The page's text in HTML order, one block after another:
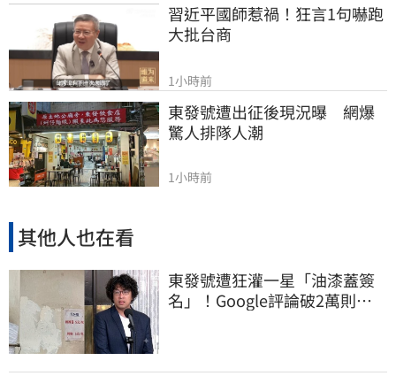
習近平國師惹禍！狂言1句嚇跑
大批台商
1小時前
東發號遭出征後現況曝　網爆
驚人排隊人潮
1小時前
其他人也在看
東發號遭狂灌一星「油漆蓋簽
名」！Google評論破2萬則